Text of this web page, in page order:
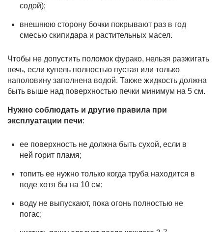
содой);
внешнюю сторону бочки покрывают раз в год
смесью скипидара и растительных масел.
Чтобы не допустить поломок фурако, нельзя разжигать
печь, если купель полностью пустая или только
наполовину заполнена водой. Также жидкость должна
быть выше над поверхностью печки минимум на 5 см.
Нужно соблюдать и другие правила при
эксплуатации печи:
ее поверхность не должна быть сухой, если в
ней горит пламя;
топить ее нужно только когда труба находится в
воде хотя бы на 10 см;
воду не выпускают, пока огонь полностью не
погас;